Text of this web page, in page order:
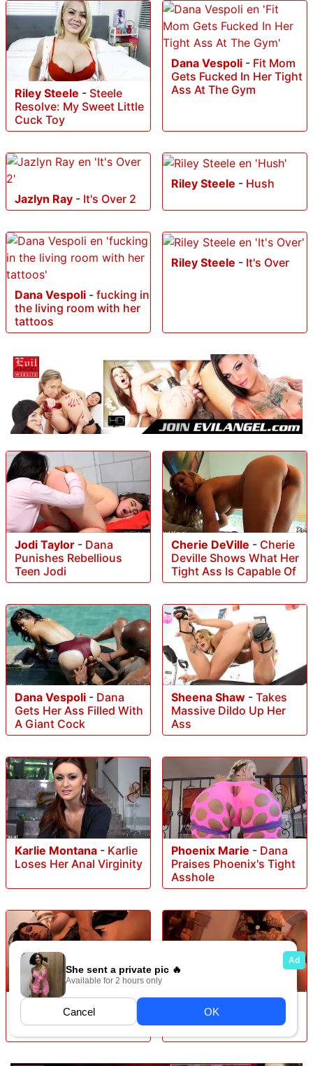
Riley Steele - Steele
Resolve: My Sweet Little
Cuck Toy
Dana Vespoli - Fit Mom
Gets Fucked In Her Tight
Ass At The Gym
Jazlyn Ray - It's Over 2
Riley Steele - Hush
Dana Vespoli - fucking in
the living room with her
tattoos
Riley Steele - It's Over
Jodi Taylor - Dana
Punishes Rebellious
Teen Jodi
Cherie DeVille - Cherie
Deville Shows What Her
Tight Ass Is Capable Of
Dana Vespoli - Dana
Gets Her Ass Filled With
A Giant Cock
Sheena Shaw - Takes
Massive Dildo Up Her
Ass
Karlie Montana - Karlie
Loses Her Anal Virginity
Phoenix Marie - Dana
Praises Phoenix's Tight
Asshole
Dana Vespoli
Hard For A Face Full Of
Cum
Hardcore Lesbian
Threesome